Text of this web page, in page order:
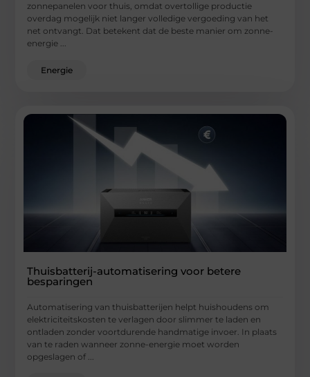
zonnepanelen voor thuis, omdat overtollige productie
overdag mogelijk niet langer volledige vergoeding van het
net ontvangt. Dat betekent dat de beste manier om zonne-
energie ...
Energie
Thuisbatterij-automatisering voor betere
besparingen
Automatisering van thuisbatterijen helpt huishoudens om
elektriciteitskosten te verlagen door slimmer te laden en
ontladen zonder voortdurende handmatige invoer. In plaats
van te raden wanneer zonne-energie moet worden
opgeslagen of ...